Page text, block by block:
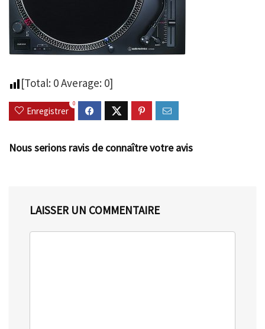
[Total: 0Average: 0]
Enregistrer
0
Nous serions ravis de connaître votre avis
LAISSER UN COMMENTAIRE